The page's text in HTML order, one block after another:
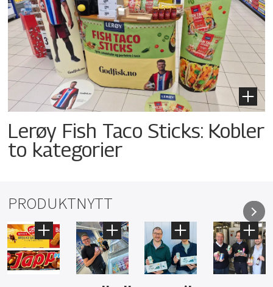
Lerøy Fish Taco Sticks: Kobler
to kategorier
PRODUKTNYTT